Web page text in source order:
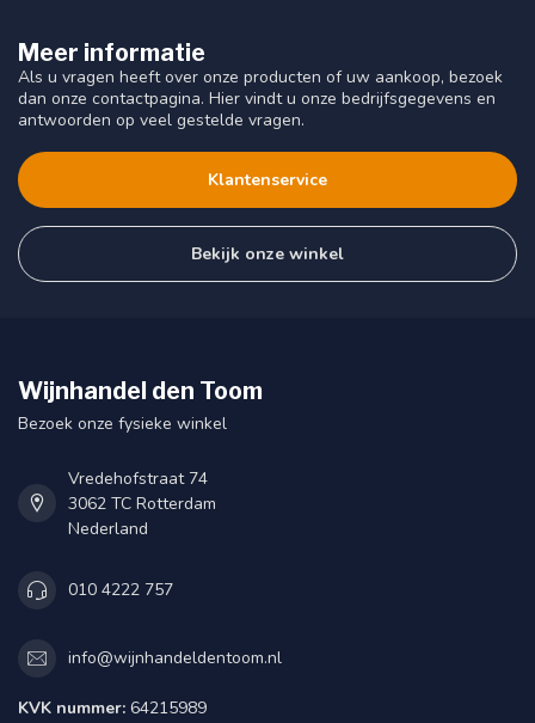
Meer informatie
Als u vragen heeft over onze producten of uw aankoop, bezoek
dan onze contactpagina. Hier vindt u onze bedrijfsgegevens en
antwoorden op veel gestelde vragen.
Klantenservice
Bekijk onze winkel
Wijnhandel den Toom
Bezoek onze fysieke winkel
Vredehofstraat 74
3062 TC Rotterdam
Nederland
010 4222 757
info@wijnhandeldentoom.nl
KVK nummer: 64215989